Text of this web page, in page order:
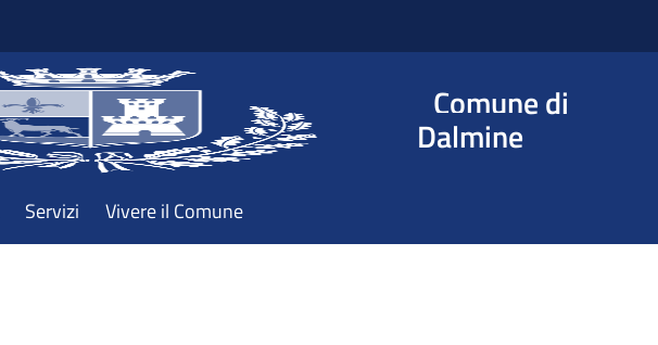
Comune di
Dalmine
Servizi Vivere il Comune